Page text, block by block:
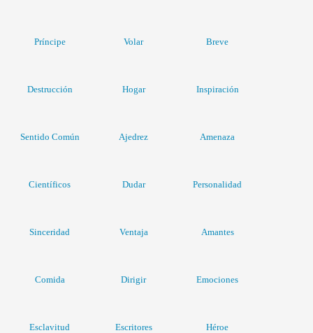
Príncipe Volar Breve
Destrucción Hogar Inspiración
Sentido Común Ajedrez Amenaza
Científicos Dudar Personalidad
Sinceridad Ventaja Amantes
Comida Dirigir Emociones
Esclavitud Escritores Héroe